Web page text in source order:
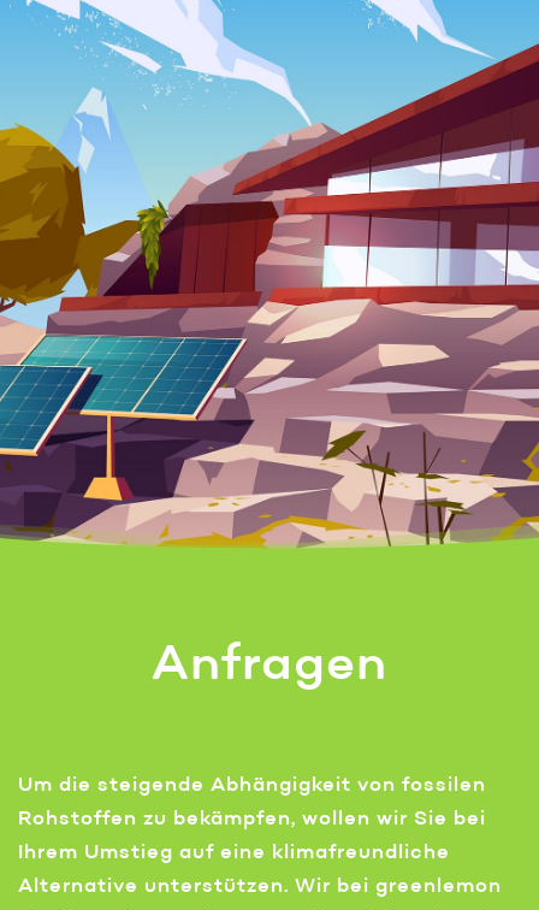
Anfragen
Um die steigende Abhängigkeit von fossilen
Rohstoffen zu bekämpfen, wollen wir Sie bei
Ihrem Umstieg auf eine klimafreundliche
Alternative unterstützen. Wir bei greenlemon